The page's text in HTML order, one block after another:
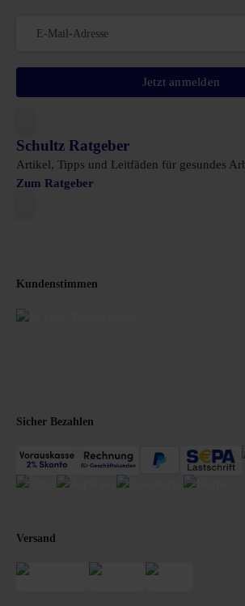
Jetzt anmelden
Schultz Ratgeber
Artikel, Tipps und Leitfäden für gesundes
Zum Ratgeber
Kundenstimmen
Sicher Bezahlen
Versand